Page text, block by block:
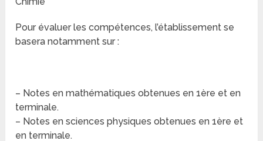
Pour évaluer les compétences, l’établissement se
basera notamment sur :
– Notes en mathématiques obtenues en 1ère et en
terminale.
– Notes en sciences physiques obtenues en 1ère et
en terminale.